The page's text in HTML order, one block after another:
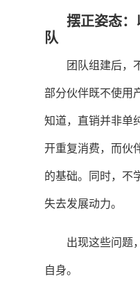
摆正姿态：
队
团队组建后，
部分伙伴既不使用
知道，直销并非单
开重复消费，而伙
的基础。同时，不
失去发展动力。
出现这些问题
自身。